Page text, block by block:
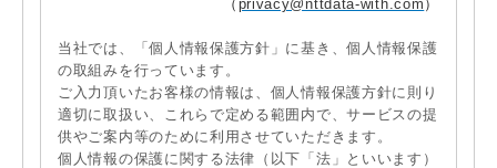
（ privacy@nttdata-with.com ）
当社では、「個人情報保護方針」に基き、個人情報保護
の取組みを行っています。
ご入力頂いたお客様の情報は、個人情報保護方針に則り
適切に取扱い、これらで定める範囲内で、サービスの提
供やご案内等のために利用させていただきます。
個人情報の保護に関する法律（以下「法」といいます）